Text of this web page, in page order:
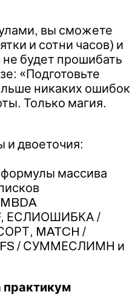
вы сможете
и сотни часов) и
не будет прошибать
«Подготовьте
никаких ошибок
Только магия.
двоеточия:
массива
ЕСЛИОШИБКА /
MATCH /
/ СУММЕСЛИМН и
практикум